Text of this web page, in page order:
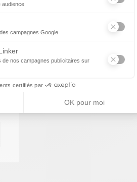
audience
campagnes Google
nos campagnes publicitaires sur
certifiés par
OK pour moi